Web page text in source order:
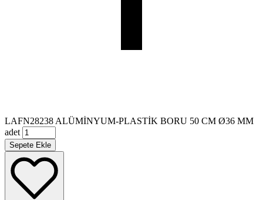
LAFN28238 ALÜMİNYUM-PLASTİK BORU 50 CM Ø36 MM
adet
Sepete Ekle